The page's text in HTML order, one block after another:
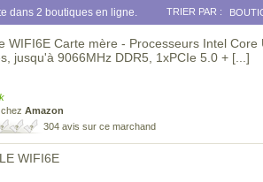
dans 2 boutiques en ligne. TRIER PAR :
WIFI6E Carte mère - Processeurs Intel Core
jusqu'à 9066MHz DDR5, 1xPCIe 5.0 + [...]
Amazon
304 avis sur ce marchand
WIFI6E